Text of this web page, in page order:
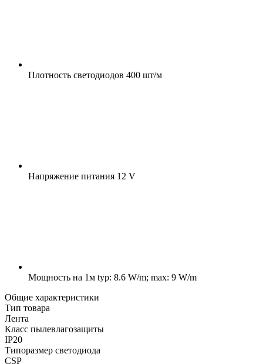
Плотность светодиодов 400 шт/м
Напряжение питания 12 V
Мощность на 1м typ: 8.6 W/m; max: 9 W/m
Общие характеристики
Тип товара
Лента
Класс пылевлагозащиты
IP20
Типоразмер светодиода
CSP